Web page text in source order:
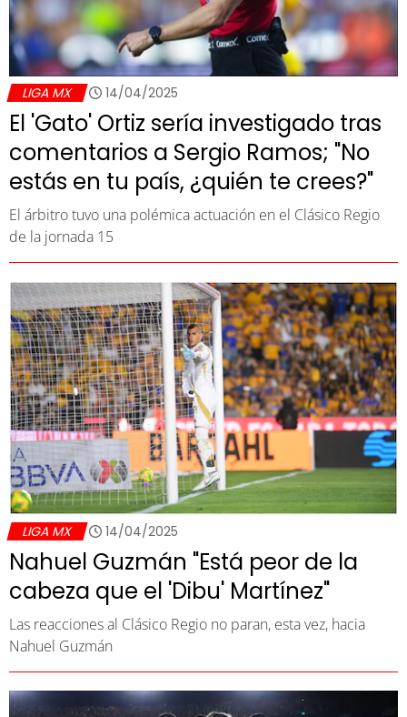
LIGA MX 14/04/2025
El 'Gato' Ortiz sería investigado tras
comentarios a Sergio Ramos; "No
estás en tu país, ¿quién te crees?"
El árbitro tuvo una polémica actuación en el Clásico Regio
de la jornada 15
LIGA MX 14/04/2025
Nahuel Guzmán "Está peor de la
cabeza que el 'Dibu' Martínez"
Las reacciones al Clásico Regio no paran, esta vez, hacia
Nahuel Guzmán